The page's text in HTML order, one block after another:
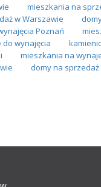
mieszkania na
w Warszawie
Poznań
wynajęcia
mieszkania na
domy na